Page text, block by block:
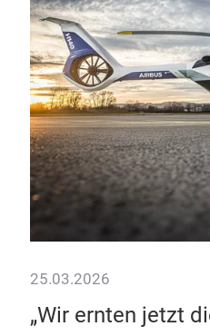
25.03.2026
„Wir ernten jetzt